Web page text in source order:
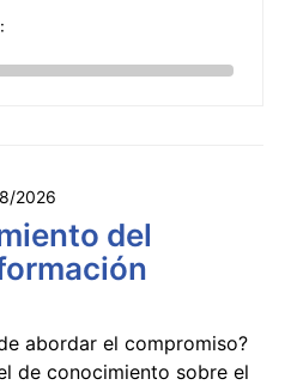
2026
del
abordar el compromiso?
de conocimiento sobre el